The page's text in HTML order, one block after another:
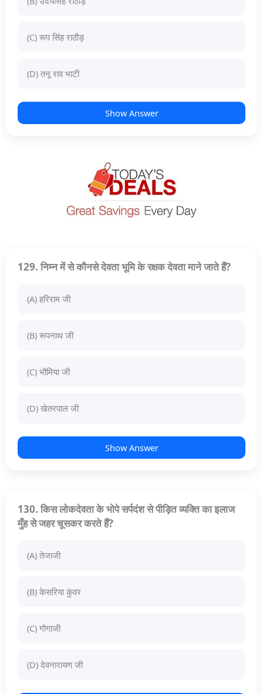
(C) रूप सिंह राठौड़
(D) तनू राव भाटी
Show Answer
129. निम्न में से कौनसे देवता भूमि के रक्षक देवता माने जाते हैं?
(A) हरिराम जी
(B) रूपनाथ जी
(C) भौमिया जी
(D) खेतरपाल जी
Show Answer
130. किस लोकदेवता के भोपे सर्पदंश से पीड़ित व्यक्ति का इलाज
मुँह से जहर चूसकर करते हैं?
(A) तेजाजी
(B) केसरिया कुंवर
(C) गोगाजी
(D) देवनारायण जी